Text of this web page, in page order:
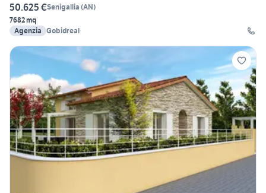
50.625 €Senigallia (AN)
7682 mq
Agenzia Gobidreal